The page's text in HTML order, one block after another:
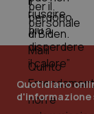
Quotidiano
d'informazione
__cf_bm